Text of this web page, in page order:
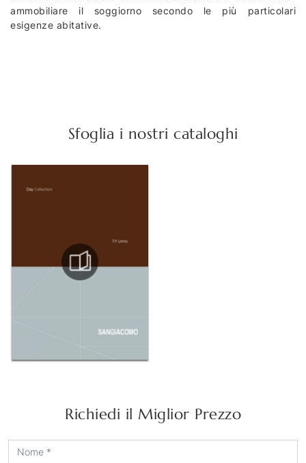
ammobiliare il soggiorno secondo le più particolari
esigenze abitative.
Sfoglia i nostri cataloghi
Richiedi il Miglior Prezzo